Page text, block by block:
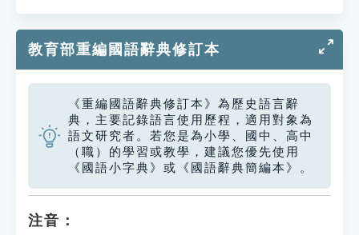
教育部重編國語辭典修訂本
《重編國語辭典修訂本》為歷史語言辭
典，主要記錄語言使用歷程，適用對象為
語文研究者。若您是為小學、國中、高中
（職）的學習或教學，建議您優先使用
《國語小字典》或《國語辭典簡編本》。
注音：